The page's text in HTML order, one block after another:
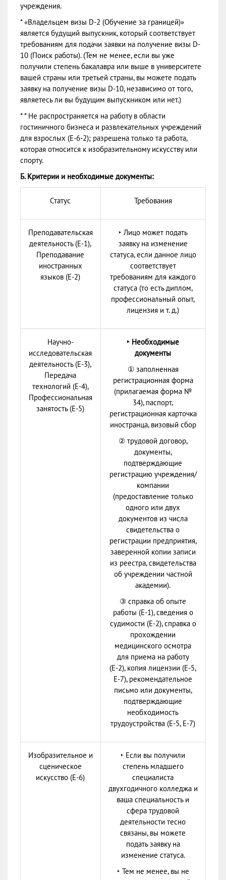
учреждения.
* «Владельцем визы D-2 (Обучение за границей)»
является будущий выпускник, который соответствует
требованиям для подачи заявки на получение визы D-
10 (Поиск работы). (Тем не менее, если вы уже
получили степень бакалавра или выше в университете
вашей страны или третьей страны, вы можете подать
заявку на получение визы D-10, независимо от того,
являетесь ли вы будущим выпускником или нет.)
* * Не распространяется на работу в области
гостиничного бизнеса и развлекательных учреждений
для взрослых (Е-6-2); разрешена только та работа,
которая относится к изобразительному искусству или
спорту.
Б. Критерии и необходимые документы:
Статус Требования
Преподавательская
деятельность (Е-1),
Преподавание
иностранных
языков (Е-2)
‣ Лицо может подать
заявку на изменение
статуса, если данное лицо
соответствует
требованиям для каждого
статуса (то есть диплом,
профессиональный опыт,
лицензия и т. д.)
Научно-
исследовательская
деятельность (Е-3),
Передача
технологий (Е-4),
Профессиональная
занятость (Е-5)
‣ Необходимые
документы
① заполненная
регистрационная форма
(прилагаемая форма №
34), паспорт,
регистрационная карточка
иностранца, визовый сбор
② трудовой договор,
документы,
подтверждающие
регистрацию учреждения/
компании
(предоставление только
одного или двух
документов из числа
свидетельства о
регистрации предприятия,
заверенной копии записи
из реестра, свидетельства
об учреждении частной
академии).
③ справка об опыте
работы (Е-1), сведения о
судимости (Е-2), справка о
прохождении
медицинского осмотра
для приема на работу
(Е-2), копия лицензии (Е-5,
Е-7), рекомендательное
письмо или документы,
подтверждающие
необходимость
трудоустройства (Е-5, Е-7)
Изобразительное и
сценическое
искусство (Е-6)
‣ Если вы получили
степень младшего
специалиста
двухгодичного колледжа и
ваша специальность и
сфера трудовой
деятельности тесно
связаны, вы можете
подать заявку на
изменение статуса.
‣ Тем не менее, вы не